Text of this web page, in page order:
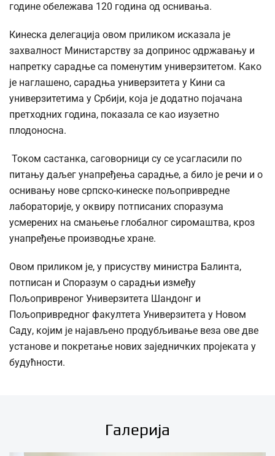
године обележава 120 година од оснивања.
Кинеска делегација овом приликом исказала је
захвалност Министарству за допринос одржавању и
напретку сарадње са поменутим универзитетом. Како
је наглашено, сарадња универзитета у Кини са
универзитетима у Србији, која је додатно појачана
претходних година, показала се као изузетно
плодоносна.
Током састанка, саговорници су се усагласили по
питању даљег унапређења сарадње, а било је речи и о
оснивању нове српско-кинеске пољопривредне
лабораторије, у оквиру потписаних споразума
усмерених на смањење глобалног сиромаштва, кроз
унапређење производње хране.
Овом приликом је, у присуству министра Балинта,
потписан и Споразум о сарадњи између
Пољопривреног Универзитета Шандонг и
Пољопривредног факултета Универзитета у Новом
Саду, којим је најављено продубљивање веза ове две
установе и покретање нових заједничких пројеката у
будућности.
Галерија